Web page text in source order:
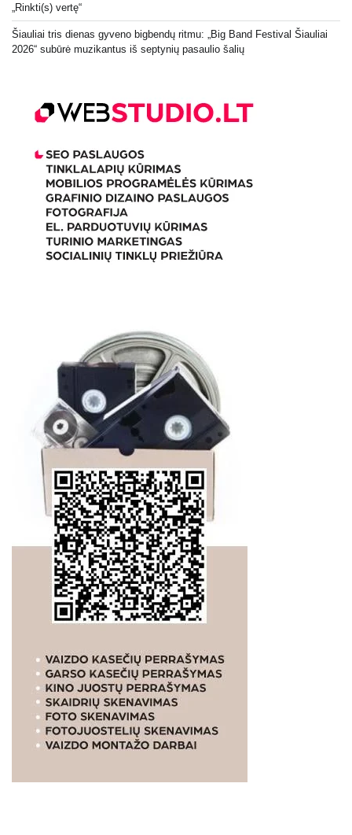
„Rinkti(s) vertę“
Šiauliai tris dienas gyveno bigbendų ritmu: „Big Band Festival Šiauliai
2026“ subūrė muzikantus iš septynių pasaulio šalių